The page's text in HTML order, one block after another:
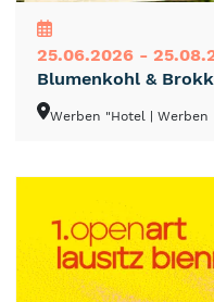
25.06.2026 -
Blumenkohl &
Werben "Hotel | Werben